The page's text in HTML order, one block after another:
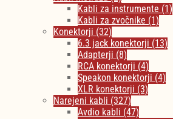
Kabli za instrumente (1)
Kabli za zvočnike (1)
Konektorji (32)
6.3 jack konektorji (13)
Adapterji (8)
RCA konektorji (4)
Speakon konektorji (4)
XLR konektorji (3)
Narejeni kabli (327)
Avdio kabli (47)